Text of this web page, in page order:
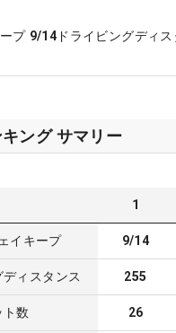
プ 9/14 ドライビングディス
ング サマリー
1
イキープ 9/14
ディスタンス 255
ト数 26